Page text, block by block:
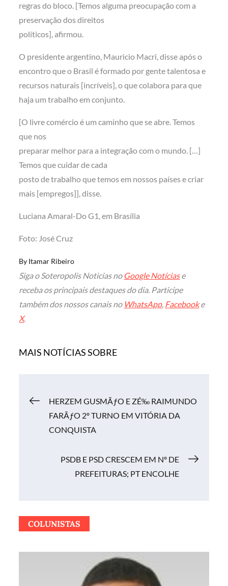
regras do bloco. [Temos alguma preocupação com a
preservação dos direitos
políticos], afirmou.
O presidente argentino, Mauricio Macri, disse após o
encontro que o Brasil é formado por gente talentosa e
recursos naturais [incríveis], o que colabora para que
haja um trabalho em conjunto.
[O livre comércio é um caminho que se abre. Temos
que nos
preparar melhor para a integração com o mundo. […]
Temos que cuidar de cada
posto de trabalho que temos em nossos países e criar
mais [empregos]], disse.
Luciana Amaral-Do G1, em Brasília
Foto: José Cruz
By Itamar Ribeiro
Siga o Soteropolis Noticias no Google Notíciase
receba os principais destaques do dia. Participe
também dos nossos canais no WhatsApp, Facebooke
X.
MAIS NOTÍCIAS SOBRE
Navegação
de
Post
HERZEM GUSMÃƒO E ZÉ‰ RAIMUNDO
FARÃƒO 2º TURNO EM VITÓRIA DA
CONQUISTA
PSDB E PSD CRESCEM EM Nº DE
PREFEITURAS; PT ENCOLHE
COLUNISTAS